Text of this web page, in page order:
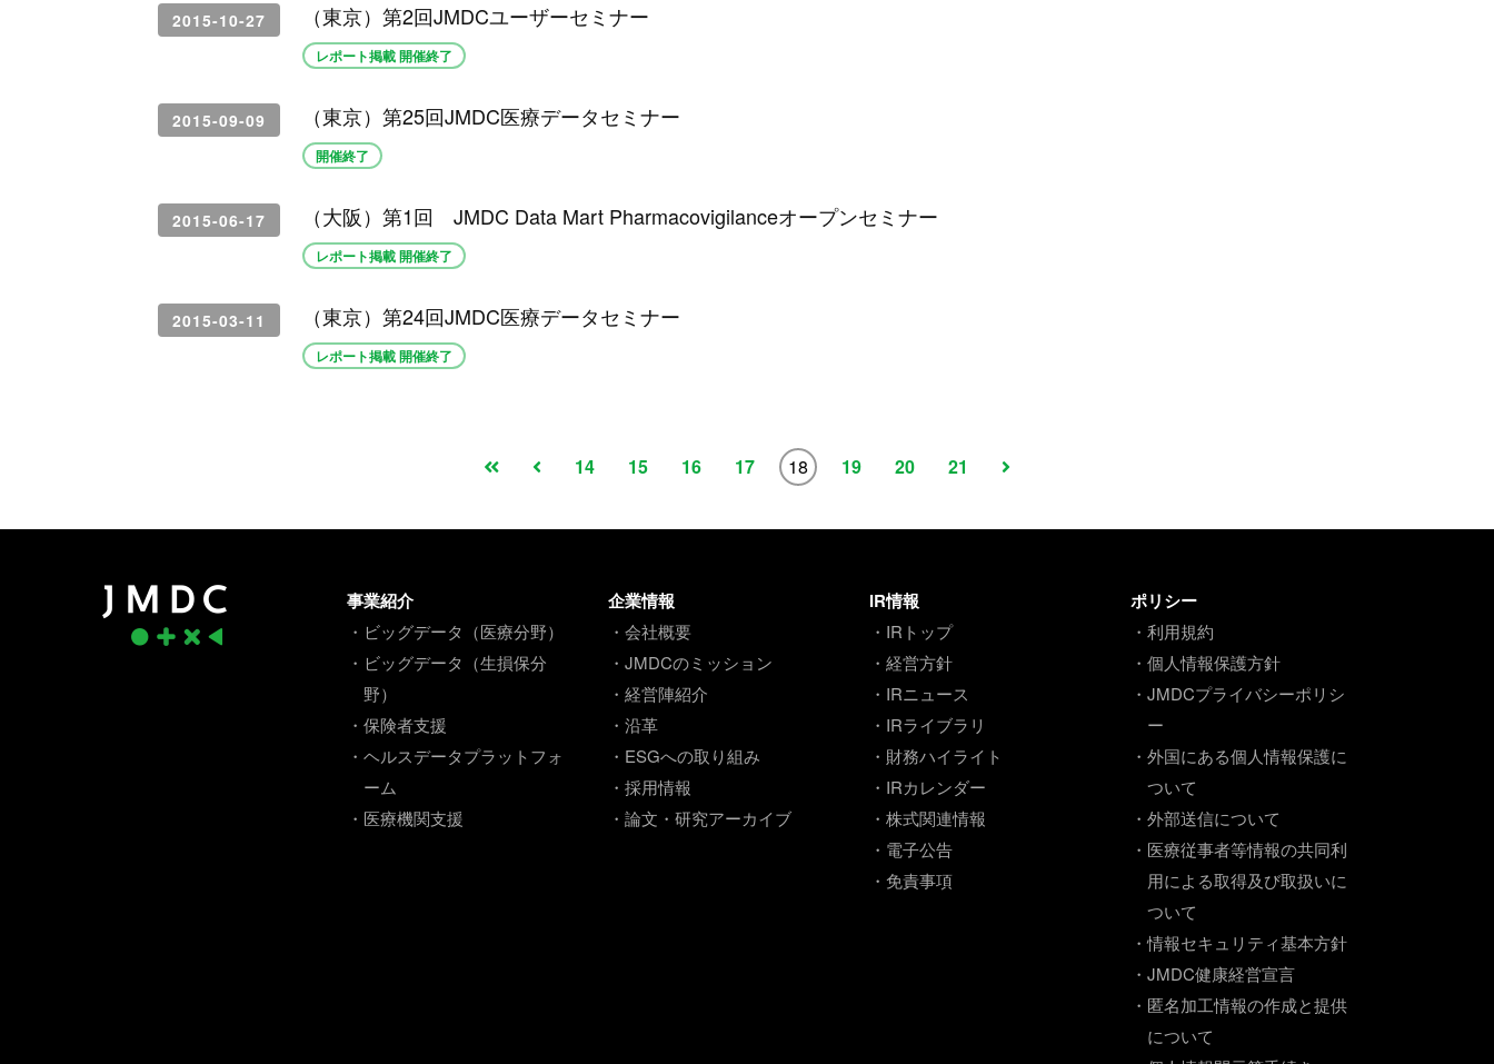
2015-10-27 （東京）第2回JMDCユーザーセミナー
レポート掲載 開催終了
2015-09-09 （東京）第25回JMDC医療データセミナー
開催終了
2015-06-17 （大阪）第1回 JMDC Data Mart Pharmacovigilanceオープンセミナー
レポート掲載 開催終了
2015-03-11 （東京）第24回JMDC医療データセミナー
レポート掲載 開催終了
14 15 16 17 18 19 20 21
事業紹介
・ビッグデータ（医療分野）
・ビッグデータ（生損保分
野）
・保険者支援
・ヘルスデータプラットフォ
ーム
・医療機関支援
企業情報
・会社概要
・JMDCのミッション
・経営陣紹介
・沿革
・ESGへの取り組み
・採用情報
・論文・研究アーカイブ
IR情報
・IRトップ
・経営方針
・IRニュース
・IRライブラリ
・財務ハイライト
・IRカレンダー
・株式関連情報
・電子公告
・免責事項
ポリシー
・利用規約
・個人情報保護方針
・JMDCプライバシーポリシ
ー
・外国にある個人情報保護に
ついて
・外部送信について
・医療従事者等情報の共同利
用による取得及び取扱いに
ついて
・情報セキュリティ基本方針
・JMDC健康経営宣言
・匿名加工情報の作成と提供
について